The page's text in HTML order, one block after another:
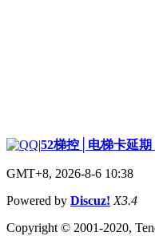
|52梯控│电梯卡延期
GMT+8, 2026-8-6 10:38
Powered by Discuz! X3.4
Copyright © 2001-2020,